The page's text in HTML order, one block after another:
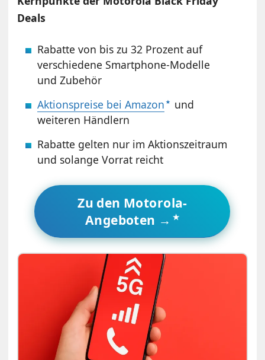
Deals
Rabatte von bis zu 32 Prozent auf
verschiedene Smartphone-Modelle
und Zubehör
Aktionspreise bei Amazon
und
weiteren Händlern
Rabatte gelten nur im Aktionszeitraum
und solange Vorrat reicht
Zu den Motorola-
Angeboten →